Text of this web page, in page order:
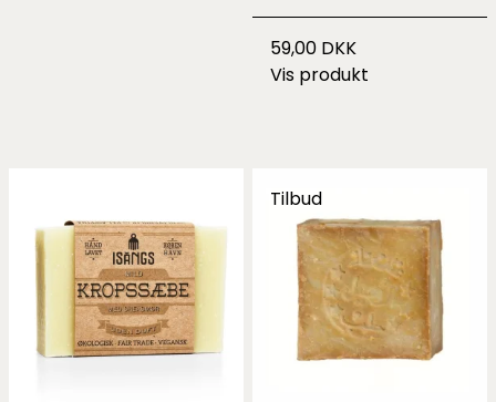
59,00 DKK
Vis produkt
Tilbud